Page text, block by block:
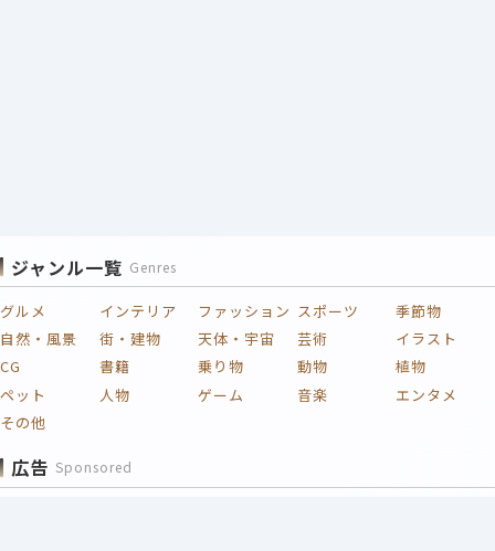
ジャンル一覧 Genres
グルメ インテリア ファッション スポーツ
季節物
自然・風景
街・建物 天体・宇宙 芸術
イラスト
CG
書籍 乗り物 動物
植物
ペット
人物 ゲーム 音楽
エンタメ
その他
広告 Sponsored